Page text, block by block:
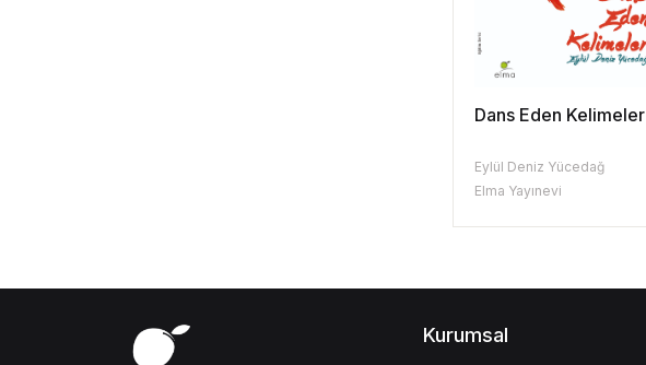
Dans Eden Kelimeler
Eylül Deniz Yücedağ
Elma Yayınevi
Kurumsal